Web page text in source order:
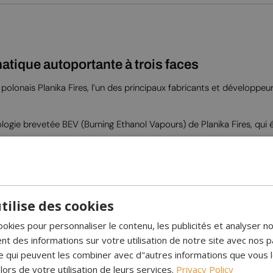
autoportante à trois faces
Planika Fires, l’un des principaux fabricants et
brevetée BEV (Burning Ethanol Vapours) de Planika Fires,
qui couvrent entièrement les flammes pour les protéger des
de la télécommande fournie ou du panneau de commande
ou remplir le réservoir de bioéthanol.
jusqu’à 33 heures d’autonomie.
des cookies
pour personnaliser le contenu, les publicités et analyser
des informations sur votre utilisation de notre site avec nos
qui peuvent les combiner avec d"autres informations que vous
de votre utilisation de leurs services. Privacy Policy